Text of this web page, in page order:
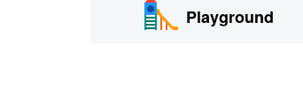
Playground